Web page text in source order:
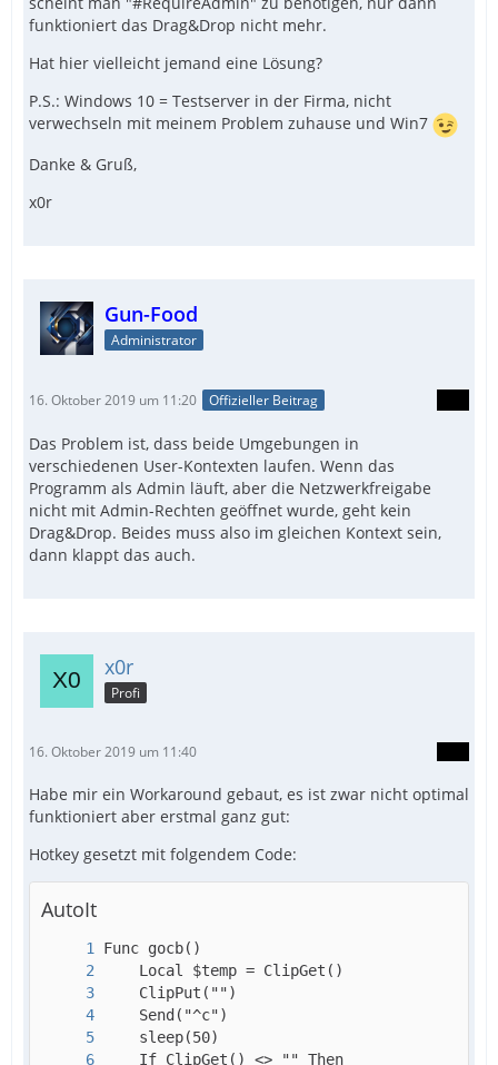
funktioniert das Drag&Drop nicht mehr.
Hat hier vielleicht jemand eine Lösung?
P.S.: Windows 10 = Testserver in der Firma, nicht
verwechseln mit meinem Problem zuhause und Win7
Danke & Gruß,
x0r
Gun-Food
Administrator
16. Oktober 2019 um 11:20 Offizieller Beitrag
Das Problem ist, dass beide Umgebungen in
verschiedenen User-Kontexten laufen. Wenn das
Programm als Admin läuft, aber die Netzwerkfreigabe
nicht mit Admin-Rechten geöffnet wurde, geht kein
Drag&Drop. Beides muss also im gleichen Kontext sein,
dann klappt das auch.
x0r
Profi
16. Oktober 2019 um 11:40
Habe mir ein Workaround gebaut, es ist zwar nicht optimal
funktioniert aber erstmal ganz gut:
Hotkey gesetzt mit folgendem Code:
AutoIt